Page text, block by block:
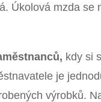
Úkolová mzda
kdy si
je
výrobků.